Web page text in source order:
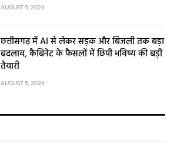
AUGUST 5, 2026
छत्तीसगढ़ में AI से लेकर सड़क और बिजली तक बड़ा
बदलाव, कैबिनेट के फैसलों में छिपी भविष्य की बड़ी
तैयारी
AUGUST 5, 2026